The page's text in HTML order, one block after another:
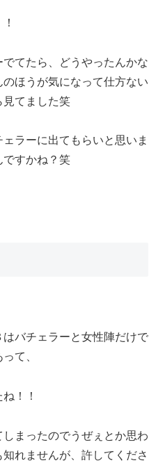
てたら、どうやったんかな
ほうが気になって仕方ない
見てました笑
ラーに出てもらいと思いま
ですかね？笑
バチェラーと女性陣だけで
て、
！！
まったのでうぜぇとか思わ
れませんが、許してくださ